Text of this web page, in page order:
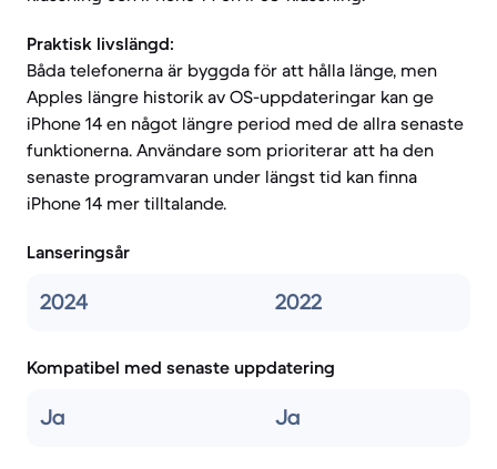
Praktisk livslängd:
Båda telefonerna är byggda för att hålla länge, men
Apples längre historik av OS-uppdateringar kan ge
iPhone 14 en något längre period med de allra senaste
funktionerna. Användare som prioriterar att ha den
senaste programvaran under längst tid kan finna
iPhone 14 mer tilltalande.
Lanseringsår
2024 2022
Kompatibel med senaste uppdatering
Ja Ja